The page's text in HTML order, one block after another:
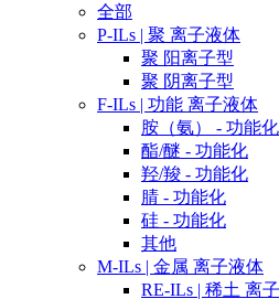
全部
P-ILs | 聚 离子液体
聚 阳离子型
聚 阴离子型
F-ILs | 功能 离子液体
胺（氨） - 功能化
酯/醚 - 功能化
羟/羧 - 功能化
腈 - 功能化
硅 - 功能化
其他
M-ILs | 金属 离子液体
RE-ILs | 稀土 离